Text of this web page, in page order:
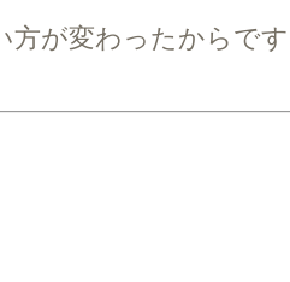
が変わったからです